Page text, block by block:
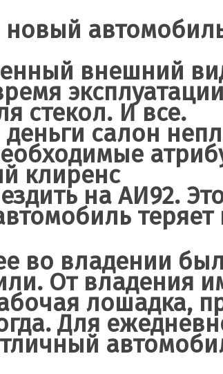
новый
внешний
стекол. И все.
деньги салон
клиренс
на АИ92.
во владении
От владения
лошадка,
Для